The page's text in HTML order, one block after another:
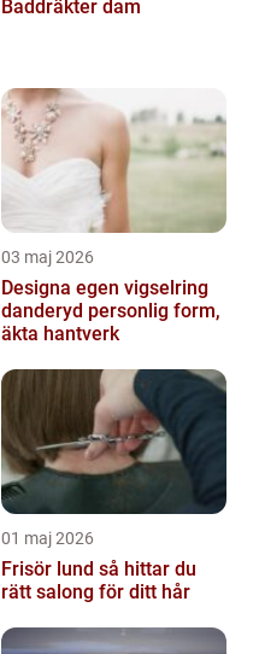
Baddräkter dam
03 maj 2026
Designa egen vigselring
danderyd personlig form,
äkta hantverk
01 maj 2026
Frisör lund så hittar du
rätt salong för ditt hår